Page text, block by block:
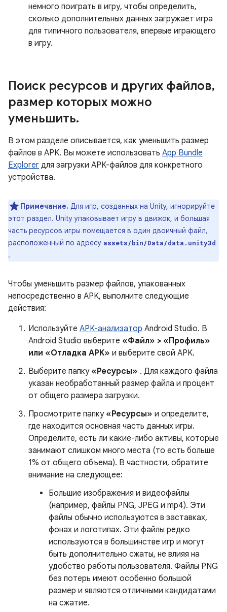
немного поиграть в игру, чтобы определить,
сколько дополнительных данных загружает игра
для типичного пользователя, впервые играющего
в игру.
Поиск ресурсов и других файлов,
размер которых можно
уменьшить.
В этом разделе описывается, как уменьшить размер
файлов в APK. Вы можете использовать App Bundle
Explorer для загрузки APK-файлов для конкретного
устройства.
Примечание. Для игр, созданных на Unity, игнорируйте
этот раздел. Unity упаковывает игру в движок, и большая
часть ресурсов игры помещается в один двоичный файл,
расположенный по адресу assets/bin/Data/data.unity3d
.
Чтобы уменьшить размер файлов, упакованных
непосредственно в APK, выполните следующие
действия:
Используйте APK-анализатор Android Studio. В
Android Studio выберите «Файл» > «Профиль»
или «Отладка APK» и выберите свой APK.
Выберите папку «Ресурсы» . Для каждого файла
указан необработанный размер файла и процент
от общего размера загрузки.
Просмотрите папку «Ресурсы» и определите,
где находится основная часть данных игры.
Определите, есть ли какие-либо активы, которые
занимают слишком много места (то есть больше
1% от общего объема). В частности, обратите
внимание на следующее:
Большие изображения и видеофайлы
(например, файлы PNG, JPEG и mp4). Эти
файлы обычно используются в заставках,
фонах и логотипах. Эти файлы редко
используются в большинстве игр и могут
быть дополнительно сжаты, не влияя на
удобство работы пользователя. Файлы PNG
без потерь имеют особенно большой
размер и являются отличными кандидатами
на сжатие.